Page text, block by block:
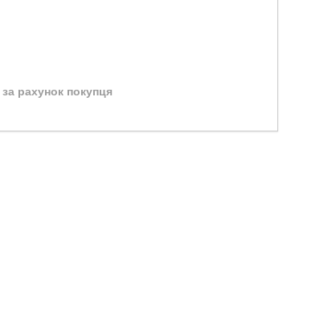
за рахунок покупця